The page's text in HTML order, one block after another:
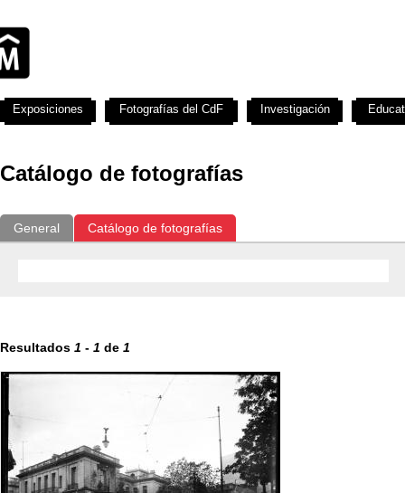
Catálogo de fotografías
General Catálogo de fotografías
Resultados 1 - 1 de 1
Exposiciones Fotografías del CdF Investigación